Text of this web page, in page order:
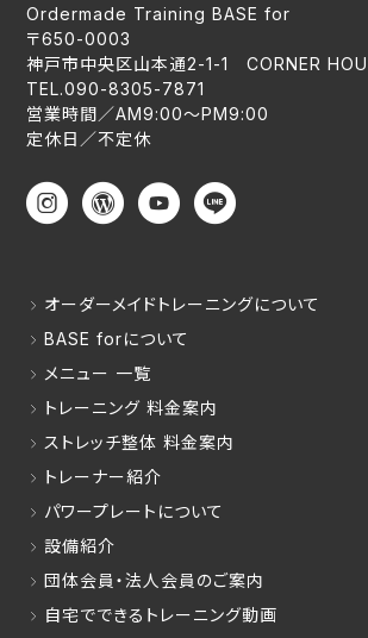
Ordermade Training BASE for
〒650-0003
神戸市中央区山本通2-1-1 CORNER
TEL.090-8305-7871
営業時間／AM9:00〜PM9:00
定休日／不定休
オーダーメイドトレーニングについて
BASE forについて
メニュー 一覧
トレーニング 料金案内
ストレッチ整体 料金案内
トレーナー紹介
パワープレートについて
設備紹介
団体会員・法人会員のご案内
自宅でできるトレーニング動画